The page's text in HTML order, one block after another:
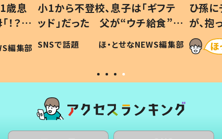
歳息
？」
編集部
小1から不登校、息子は「ギフテ
ッド」だった 父が“ウチ給食”を
作り続ける理由とは #令和の親
#令和の子
SNSで話題 ほ・とせなNEWS編集部
ひ孫
が、
「涙が
い」